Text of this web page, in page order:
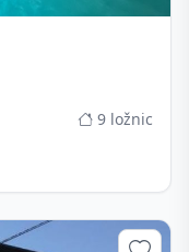
9 ložnic